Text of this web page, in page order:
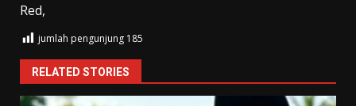
Red,
jumlah pengunjung 185
RELATED STORIES